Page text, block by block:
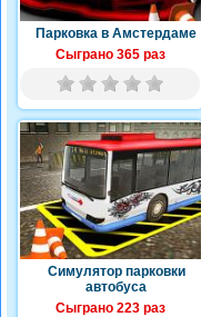
Парковка в Амстердаме
Сыграно 365 раз
Симулятор парковки
автобуса
Сыграно 223 раз